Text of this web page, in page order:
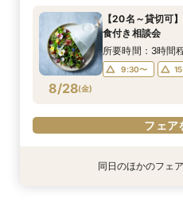
8/27( 木)
9:30〜
8/27( 木)
10:00〜
15:30〜
8/27( 木)
9:30〜
8/28(金)
【20名～貸切可
食付き相談会
所要時間：3時間
9:30〜
フェア
特典あり
特典あり同日のほかのフェ